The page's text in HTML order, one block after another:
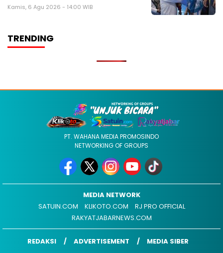
Kamis, 6 Agu 2026 - 14:00 WIB
TRENDING
PT. WAHANA MEDIA PROMOSINDO
NETWORKING OF GROUPS
MEDIA NETWORK
SATUIN.COM
KLIKOTO.COM
RJ PRO OFFICIAL
RAKYATJABARNEWS.COM
REDAKSI ADVERTISEMENT MEDIA SIBER